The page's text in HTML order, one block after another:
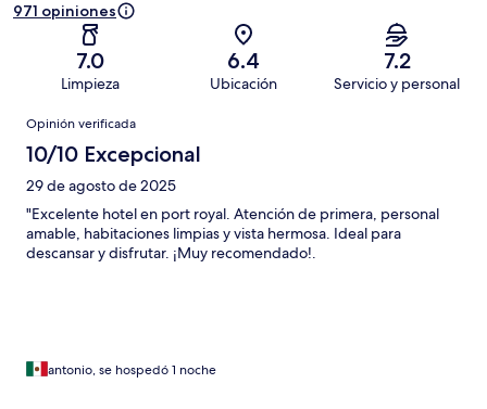
971 opiniones
7.0
Limpieza
6.4
Ubicación
7.2
Servicio y personal
Opiniones
Opinión verificada
10/10 Excepcional
29 de agosto de 2025
"Excelente hotel en port royal. Atención de primera, personal
amable, habitaciones limpias y vista hermosa. Ideal para
descansar y disfrutar. ¡Muy recomendado!.
antonio, se hospedó 1 noche